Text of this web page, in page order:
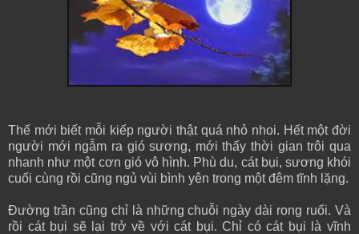
Thế mới biết mỗi kiếp người thật quá nhỏ nhoi. Hết một đời
người mới ngẫm ra gió sương, mới thấy thời gian trôi qua
nhanh như một cơn gió vô hình. Phù du, cát bụi, sương khói
cuối cùng rồi cũng ngủ vùi bình yên trong một đêm tĩnh lặng.
Đường trần cũng chỉ là những chuỗi ngày dài rong ruổi. Và
rồi cát bụi sẽ lại trở về với cát bụi. Chỉ có cát bụi là vĩnh